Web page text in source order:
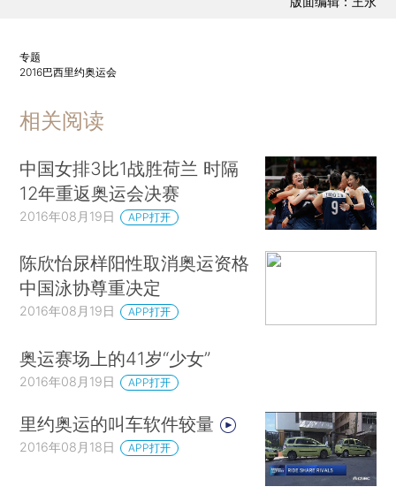
专题
2016巴西里约奥运会
相关阅读
中国女排3比1战胜荷兰 时隔
12年重返奥运会决赛
2016年08月19日 APP打开
陈欣怡尿样阳性取消奥运资格
中国泳协尊重决定
2016年08月19日 APP打开
奥运赛场上的41岁“少女”
2016年08月19日 APP打开
里约奥运的叫车软件较量
2016年08月18日 APP打开